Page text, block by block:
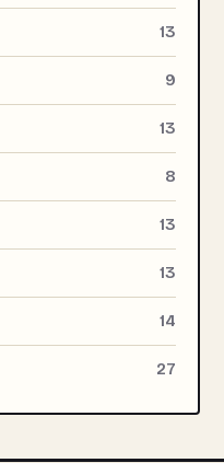
13
9
13
8
13
13
14
27